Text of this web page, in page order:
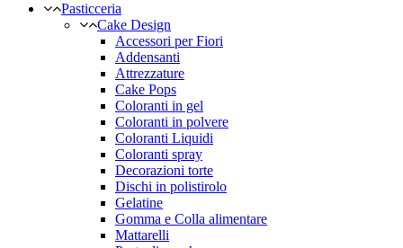
Pasticceria
Cake Design
Accessori per Fiori
Addensanti
Attrezzature
Cake Pops
Coloranti in gel
Coloranti in polvere
Coloranti Liquidi
Coloranti spray
Decorazioni torte
Dischi in polistirolo
Gelatine
Gomma e Colla alimentare
Mattarelli